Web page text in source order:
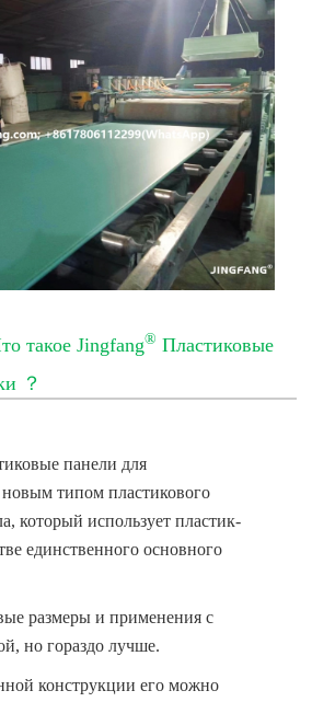
такое Jingfang® Пластиковые
？
панели для
новым типом пластикового
который использует пластик-
единственного основного
размеры и применения с
но гораздо лучше.
конструкции его можно